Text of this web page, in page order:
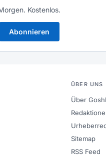
Kostenlos.
Abonnieren
ÜBER UNS
Über
Sitemap
RSS Feed